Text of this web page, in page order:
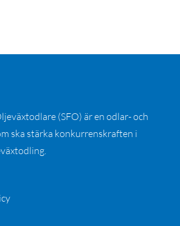
(SFO) är en odlar- och
ska stärka konkurrenskraften i